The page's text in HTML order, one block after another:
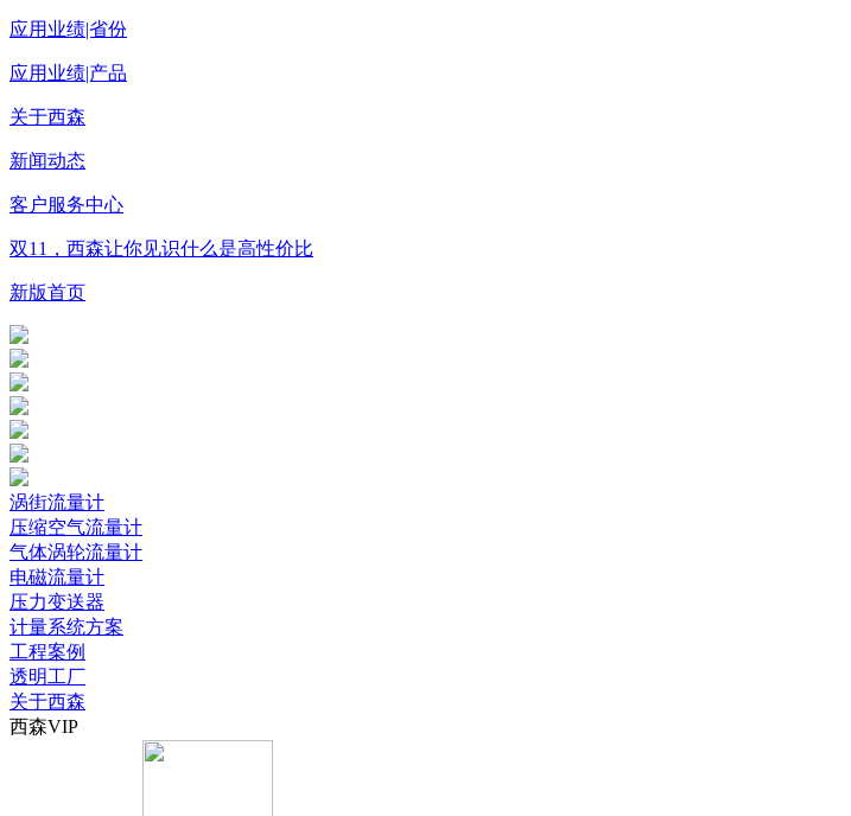
应用业绩|省份
应用业绩|产品
关于西森
新闻动态
客户服务中心
双11，西森让你见识什么是高性价比
新版首页
涡街流量计
压缩空气流量计
气体涡轮流量计
电磁流量计
压力变送器
计量系统方案
工程案例
透明工厂
关于西森
西森VIP